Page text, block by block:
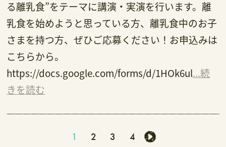
る離乳食”をテーマに講演・実演を行います。離
乳食を始めようと思っている方、離乳食中のお子
さまを持つ方、ぜひご応募ください！お申込みは
こちらから。
https://docs.google.com/forms/d/1HOk6ul...続
きを読む
1 2 3 4